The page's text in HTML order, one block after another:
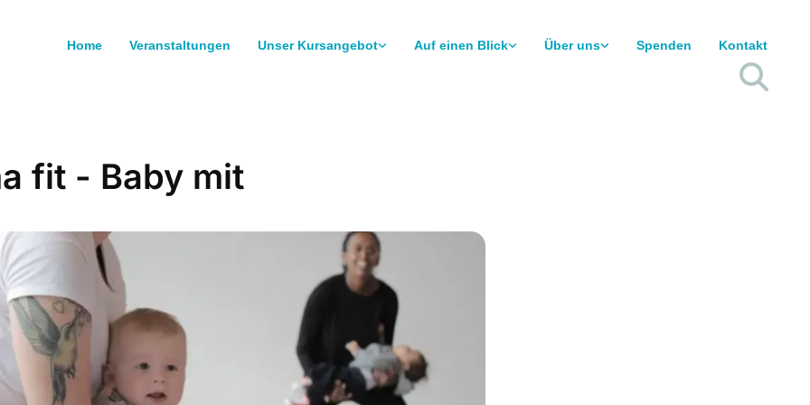
Home Veranstaltungen Unser Kursangebot Auf einen Blick Über uns Spenden Kontakt
fit - Baby mit